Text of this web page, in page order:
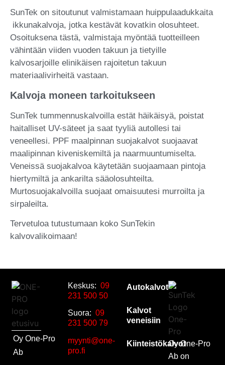
SunTek on sitoutunut valmistamaan huippulaadukkaita
ikkunakalvoja, jotka kestävät kovatkin olosuhteet.
Osoituksena tästä, valmistaja myöntää tuotteilleen
vähintään viiden vuoden takuun ja tietyille
kalvosarjoille elinikäisen rajoitetun takuun
materiaalivirheitä vastaan.
Kalvoja moneen tarkoitukseen
SunTek tummennuskalvoilla estät häikäisyä, poistat
haitalliset UV-säteet ja saat tyyliä autollesi tai
veneellesi. PPF maalpinnan suojakalvot suojaavat
maalipinnan kiveniskemiltä ja naarmuuntumiselta.
Veneissä suojakalvoa käytetään suojaamaan pintoja
hiertymiltä ja ankarilta sääolosuhteilta.
Murtosuojakalvoilla suojaat omaisuutesi murroilta ja
sirpaleilta.
Tervetuloa tutustumaan koko SunTekin
kalvovalikoimaan!
Oy One-Pro
Ab
Keskus:09
231 500 50
Suora:09
231 500 79
myynti@one-
pro.fi
Autokalvot
Kalvot
veneisiin
KiinteistökalvotOy One-Pro
Ab on